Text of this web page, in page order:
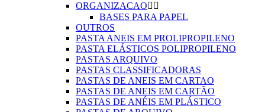
ORGANIZACAO 
BASES PARA PAPEL
OUTROS
PASTA ANEIS EM PROLIPROPILENO
PASTA ELÁSTICOS POLIPROPILENO
PASTAS ARQUIVO
PASTAS CLASSIFICADORAS
PASTAS DE ANEIS EM CARTAO
PASTAS DE ANEIS EM CARTÃO
PASTAS DE ANÉIS EM PLÁSTICO